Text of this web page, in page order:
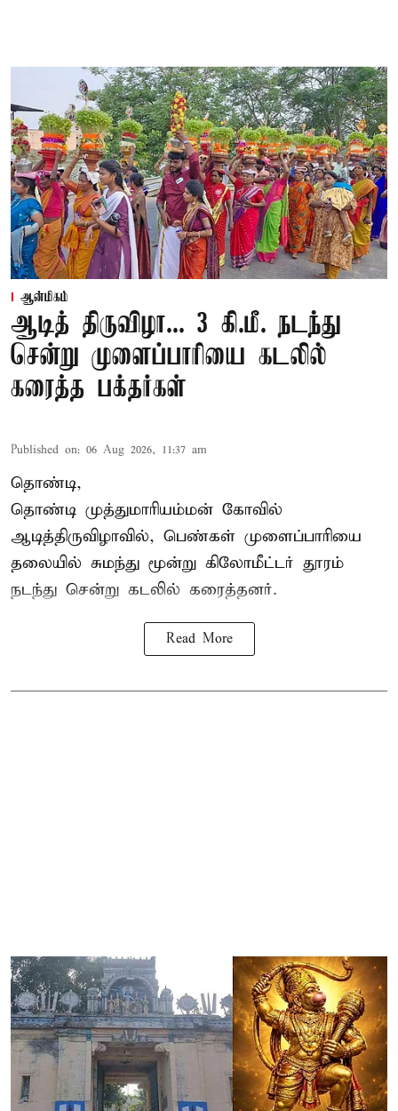
ஆன்மிகம்
ஆடித் திருவிழா... 3 கி.மீ. நடந்து
சென்று முளைப்பாரியை கடலில்
கரைத்த பக்தர்கள்
Published on: 06 Aug 2026, 11:37 am
தொண்டி,
தொண்டி முத்துமாரியம்மன் கோவில்
ஆடித்திருவிழாவில், பெண்கள் முளைப்பாரியை
தலையில் சுமந்து மூன்று கிலோமீட்டர் தூரம்
நடந்து சென்று கடலில் கரைத்தனர்.
Read More